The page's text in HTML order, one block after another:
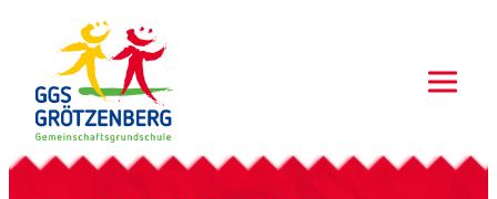
springen